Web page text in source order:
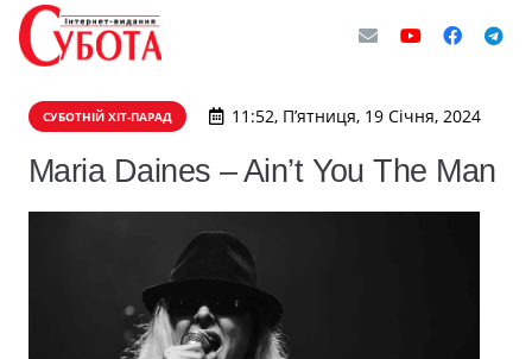
СУБОТНІЙ ХІТ-ПАРАД 11:52, П’ятниця, 19 Січня, 2024
Maria Daines – Ain’t You The Man